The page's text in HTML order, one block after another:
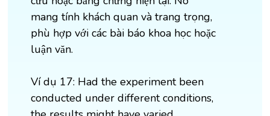
mang tính khách quan và trang trọng,
phù hợp với các bài báo khoa học hoặc
luận văn.
Ví dụ 17: Had the experiment been
conducted under different conditions,